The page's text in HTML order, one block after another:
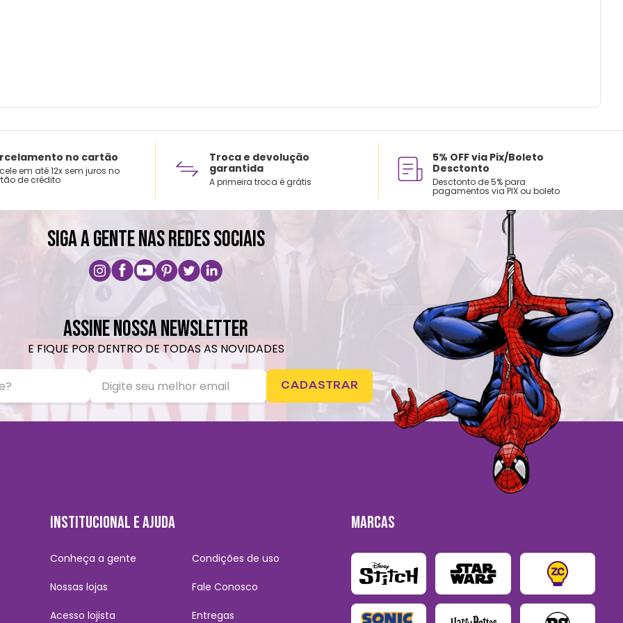
no cartão
em até 12x sem juros no
de crédito
Troca e devolução
garantida
A primeira troca é grátis
5% OFF via Pix/Boleto
Desctonto
Desctonto de 5% para
pagamentos via PIX ou boleto
SIGA A GENTE NAS REDES SOCIAIS
ASSINE NOSSA NEWSLETTER
E FIQUE POR DENTRO DE TODAS AS NOVIDADES
CADASTRAR
INSTITUCIONAL E AJUDA
Conheça a gente
Nossas lojas
Acesso lojista
Condições de uso
Fale Conosco
Entregas
MARCAS